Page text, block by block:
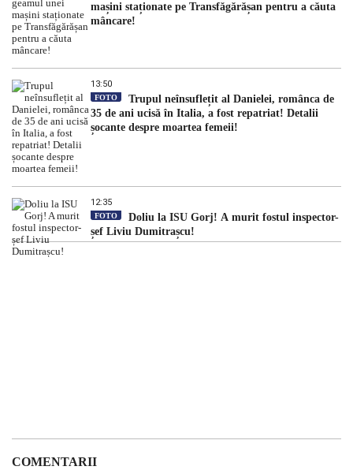
mașini staționate pe Transfăgărășan pentru a căuta
mâncare!
13:50
FOTO
Trupul neînsuflețit al Danielei, românca de
35 de ani ucisă în Italia, a fost repatriat! Detalii
șocante despre moartea femeii!
12:35
FOTO
Doliu la ISU Gorj! A murit fostul inspector-
șef Liviu Dumitrașcu!
COMENTARII